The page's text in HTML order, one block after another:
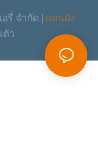
รี่ จำกัด | แผนผัง
ว